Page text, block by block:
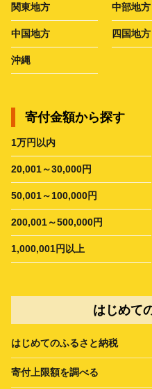
関東地方 中部地方
中国地方 四国地方
沖縄
寄付金額から探す
1万円以内
20,001～30,000円
50,001～100,000円
200,001～500,000円
1,000,001円以上
はじめて
はじめてのふるさと納税
寄付上限額を調べる